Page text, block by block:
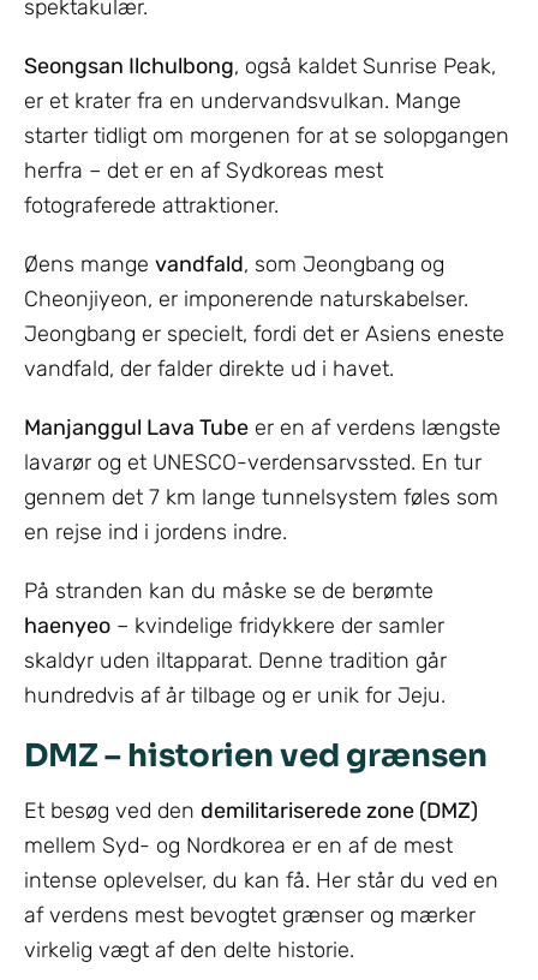
spektakulær.
Seongsan Ilchulbong, også kaldet Sunrise Peak,
er et krater fra en undervandsvulkan. Mange
starter tidligt om morgenen for at se solopgangen
herfra – det er en af Sydkoreas mest
fotograferede attraktioner.
Øens mange vandfald, som Jeongbang og
Cheonjiyeon, er imponerende naturskabelser.
Jeongbang er specielt, fordi det er Asiens eneste
vandfald, der falder direkte ud i havet.
Manjanggul Lava Tube er en af verdens længste
lavarør og et UNESCO-verdensarvssted. En tur
gennem det 7 km lange tunnelsystem føles som
en rejse ind i jordens indre.
På stranden kan du måske se de berømte
haenyeo – kvindelige fridykkere der samler
skaldyr uden iltapparat. Denne tradition går
hundredvis af år tilbage og er unik for Jeju.
DMZ – historien ved grænsen
Et besøg ved den demilitariserede zone (DMZ)
mellem Syd- og Nordkorea er en af de mest
intense oplevelser, du kan få. Her står du ved en
af verdens mest bevogtet grænser og mærker
virkelig vægt af den delte historie.